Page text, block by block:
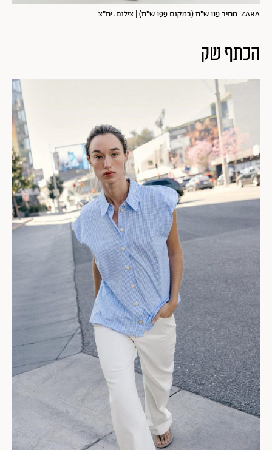
ZARA. מחיר 119 ש"ח (במקום 199 ש"ח) | צילום: יח"צ
הכתף שק